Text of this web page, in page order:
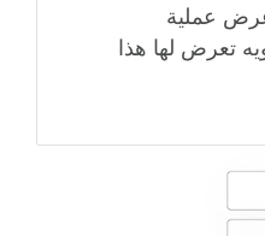
عملية
تعرض لها هذا